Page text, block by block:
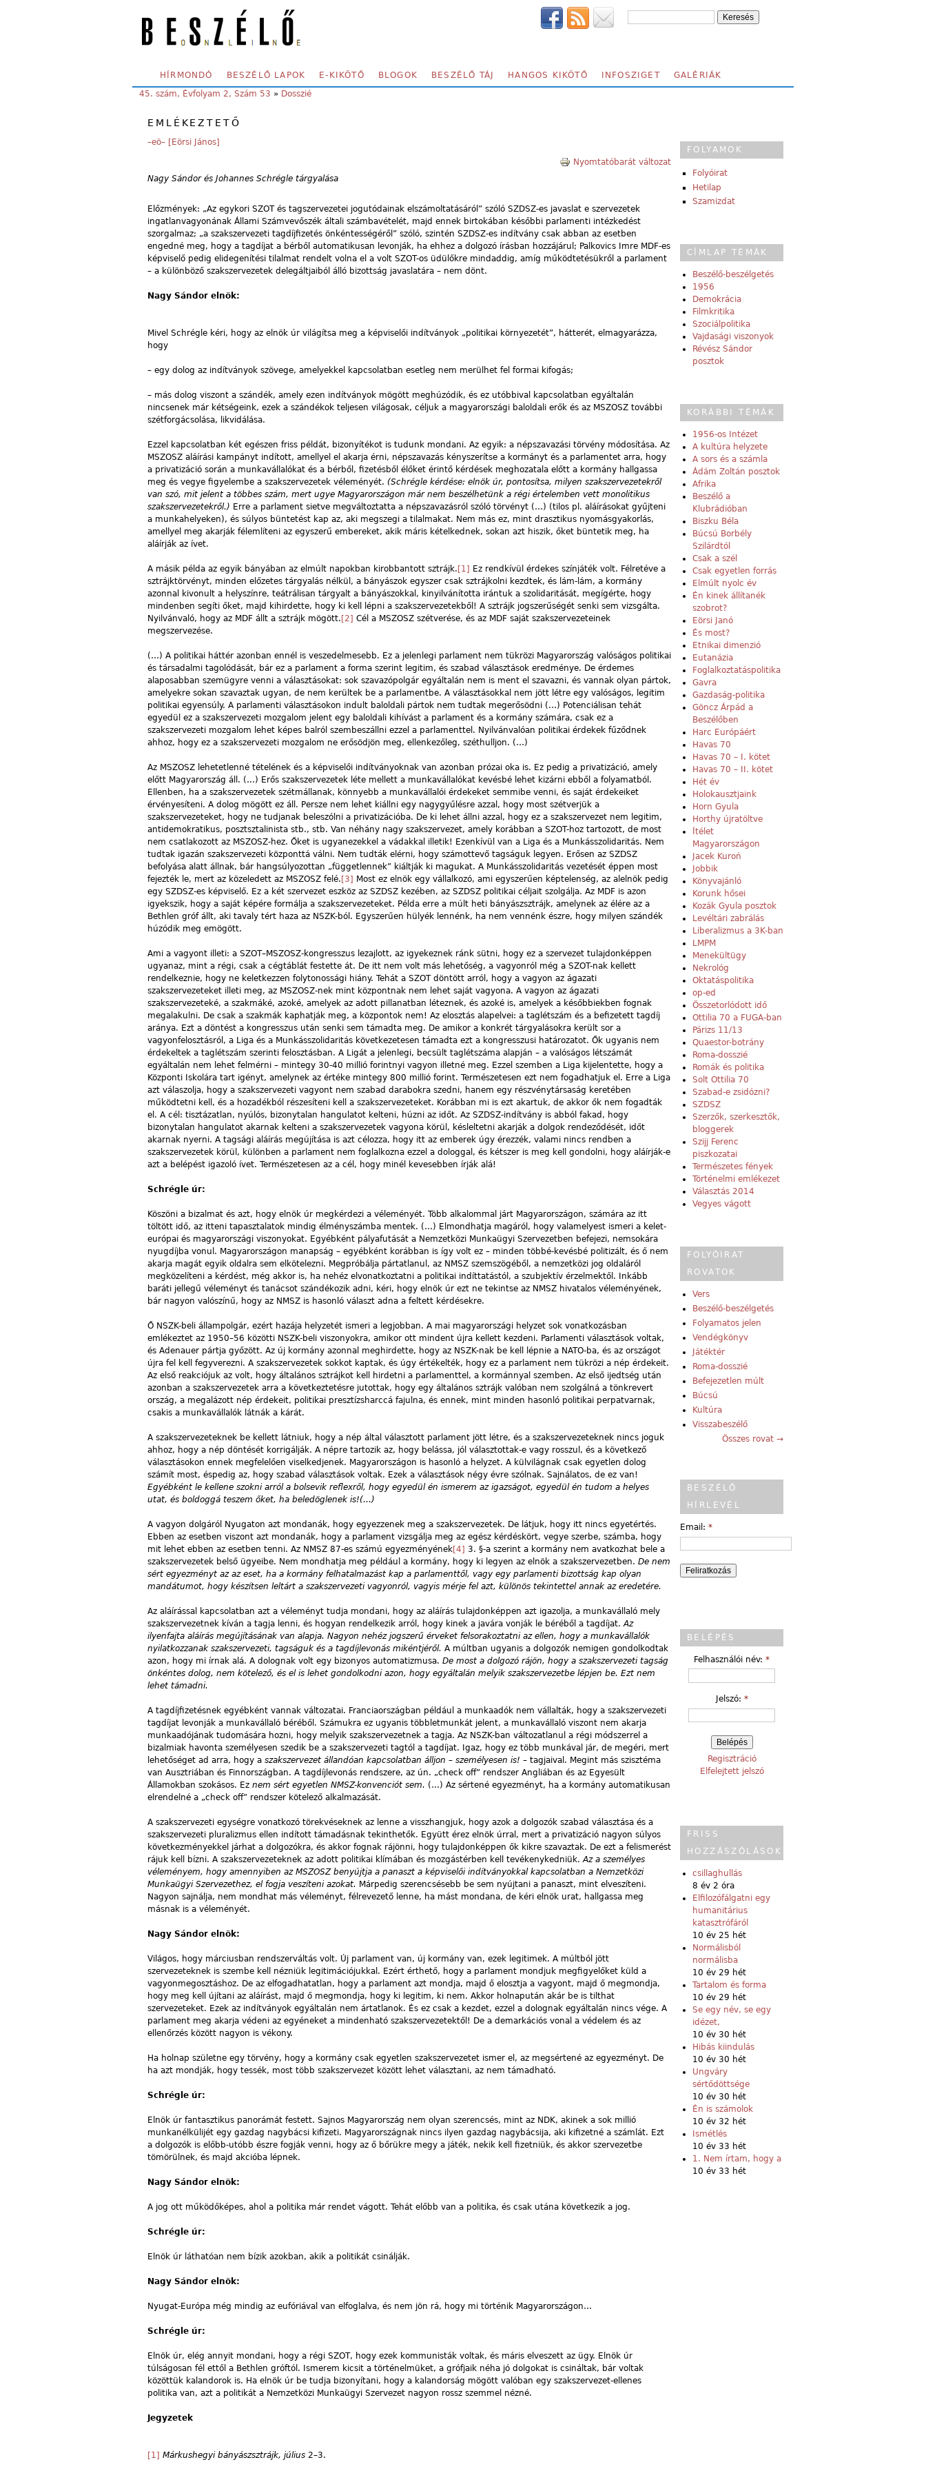
SECONDARY MENU
HÍRMONDÓ BESZÉLŐ LAPOK E-KIKÖTŐ BLOGOK BESZÉLŐ TÁJ HANGOS KIKÖTŐ INFOSZIGET GALÉRIÁK
YOU ARE HERE:
45. szám, Évfolyam 2, Szám 53 » Dosszié
EMLÉKEZTETŐ
–eö– [Eörsi János]
Nyomtatóbarát változat
Nagy Sándor és Johannes Schrégle tárgyalása
Előzmények: „Az egykori SZOT és tagszervezetei jogutódainak elszámoltatásáról” szóló SZDSZ-es javaslat e szervezetek
ingatlanvagyonának Állami Számvevőszék általi számbavételét, majd ennek birtokában későbbi parlamenti intézkedést
szorgalmaz; „a szakszervezeti tagdíjfizetés önkéntességéről” szóló, szintén SZDSZ-es indítvány csak abban az esetben
engedné meg, hogy a tagdíjat a bérből automatikusan levonják, ha ehhez a dolgozó írásban hozzájárul; Palkovics Imre MDF-es
képviselő pedig elidegenítési tilalmat rendelt volna el a volt SZOT-os üdülőkre mindaddig, amíg működtetésükről a parlament
– a különböző szakszervezetek delegáltjaiból álló bizottság javaslatára – nem dönt.
Nagy Sándor elnök:
Mivel Schrégle kéri, hogy az elnök úr világítsa meg a képviselői indítványok „politikai környezetét”, hátterét, elmagyarázza,
hogy
– egy dolog az indítványok szövege, amelyekkel kapcsolatban esetleg nem merülhet fel formai kifogás;
– más dolog viszont a szándék, amely ezen indítványok mögött meghúzódik, és ez utóbbival kapcsolatban egyáltalán
nincsenek már kétségeink, ezek a szándékok teljesen világosak, céljuk a magyarországi baloldali erők és az MSZOSZ további
szétforgácsolása, likvidálása.
Ezzel kapcsolatban két egészen friss példát, bizonyítékot is tudunk mondani. Az egyik: a népszavazási törvény módosítása. Az
MSZOSZ aláírási kampányt indított, amellyel el akarja érni, népszavazás kényszerítse a kormányt és a parlamentet arra, hogy
a privatizáció során a munkavállalókat és a bérből, fizetésből élőket érintő kérdések meghozatala előtt a kormány hallgassa
meg és vegye figyelembe a szakszervezetek véleményét. (Schrégle kérdése: elnök úr, pontosítsa, milyen szakszervezetekről
van szó, mit jelent a többes szám, mert ugye Magyarországon már nem beszélhetünk a régi értelemben vett monolitikus
szakszervezetekről.) Erre a parlament sietve megváltoztatta a népszavazásról szóló törvényt (…) (tilos pl. aláírásokat gyűjteni
a munkahelyeken), és súlyos büntetést kap az, aki megszegi a tilalmakat. Nem más ez, mint drasztikus nyomásgyakorlás,
amellyel meg akarják félemlíteni az egyszerű embereket, akik máris kételkednek, sokan azt hiszik, őket büntetik meg, ha
aláírják az ívet.
A másik példa az egyik bányában az elmúlt napokban kirobbantott sztrájk.[1] Ez rendkívül érdekes színjáték volt. Félretéve a
sztrájktörvényt, minden előzetes tárgyalás nélkül, a bányászok egyszer csak sztrájkolni kezdtek, és lám-lám, a kormány
azonnal kivonult a helyszínre, teátrálisan tárgyalt a bányászokkal, kinyilvánította irántuk a szolidaritását, megígérte, hogy
mindenben segíti őket, majd kihirdette, hogy ki kell lépni a szakszervezetekből! A sztrájk jogszerűségét senki sem vizsgálta.
Nyilvánvaló, hogy az MDF állt a sztrájk mögött.[2] Cél a MSZOSZ szétverése, és az MDF saját szakszervezeteinek
megszervezése.
(…) A politikai háttér azonban ennél is veszedelmesebb. Ez a jelenlegi parlament nem tükrözi Magyarország valóságos politikai
és társadalmi tagolódását, bár ez a parlament a forma szerint legitim, és szabad választások eredménye. De érdemes
alaposabban szemügyre venni a választásokat: sok szavazópolgár egyáltalán nem is ment el szavazni, és vannak olyan pártok,
amelyekre sokan szavaztak ugyan, de nem kerültek be a parlamentbe. A választásokkal nem jött létre egy valóságos, legitim
politikai egyensúly. A parlamenti választásokon indult baloldali pártok nem tudtak megerősödni (…) Potenciálisan tehát
egyedül ez a szakszervezeti mozgalom jelent egy baloldali kihívást a parlament és a kormány számára, csak ez a
szakszervezeti mozgalom lehet képes balról szembeszállni ezzel a parlamenttel. Nyilvánvalóan politikai érdekek fűződnek
ahhoz, hogy ez a szakszervezeti mozgalom ne erősödjön meg, ellenkezőleg, széthulljon. (…)
Az MSZOSZ lehetetlenné tételének és a képviselői indítványoknak van azonban prózai oka is. Ez pedig a privatizáció, amely
előtt Magyarország áll. (…) Erős szakszervezetek léte mellett a munkavállalókat kevésbé lehet kizárni ebből a folyamatból.
Ellenben, ha a szakszervezetek szétmállanak, könnyebb a munkavállalói érdekeket semmibe venni, és saját érdekeiket
érvényesíteni. A dolog mögött ez áll. Persze nem lehet kiállni egy nagygyűlésre azzal, hogy most szétverjük a
szakszervezeteket, hogy ne tudjanak beleszólni a privatizációba. De ki lehet állni azzal, hogy ez a szakszervezet nem legitim,
antidemokratikus, posztsztalinista stb., stb. Van néhány nagy szakszervezet, amely korábban a SZOT-hoz tartozott, de most
nem csatlakozott az MSZOSZ-hez. Őket is ugyanezekkel a vádakkal illetik! Ezenkívül van a Liga és a Munkásszolidaritás. Nem
tudtak igazán szakszervezeti központtá válni. Nem tudták elérni, hogy számottevő tagságuk legyen. Erősen az SZDSZ
befolyása alatt állnak, bár hangsúlyozottan „függetlennek” kiáltják ki magukat. A Munkásszolidaritás vezetését éppen most
fejezték le, mert az közeledett az MSZOSZ felé.[3] Most ez elnök egy vállalkozó, ami egyszerűen képtelenség, az alelnök pedig
egy SZDSZ-es képviselő. Ez a két szervezet eszköz az SZDSZ kezében, az SZDSZ politikai céljait szolgálja. Az MDF is azon
igyekszik, hogy a saját képére formálja a szakszervezeteket. Példa erre a múlt heti bányászsztrájk, amelynek az élére az a
Bethlen gróf állt, aki tavaly tért haza az NSZK-ból. Egyszerűen hülyék lennénk, ha nem vennénk észre, hogy milyen szándék
húzódik meg emögött.
Ami a vagyont illeti: a SZOT–MSZOSZ-kongresszus lezajlott, az igyekeznek ránk sütni, hogy ez a szervezet tulajdonképpen
ugyanaz, mint a régi, csak a cégtáblát festette át. De itt nem volt más lehetőség, a vagyonról még a SZOT-nak kellett
rendelkeznie, hogy ne keletkezzen folytonossági hiány. Tehát a SZOT döntött arról, hogy a vagyon az ágazati
szakszervezeteket illeti meg, az MSZOSZ-nek mint központnak nem lehet saját vagyona. A vagyon az ágazati
szakszervezeteké, a szakmáké, azoké, amelyek az adott pillanatban léteznek, és azoké is, amelyek a későbbiekben fognak
megalakulni. De csak a szakmák kaphatják meg, a központok nem! Az elosztás alapelvei: a taglétszám és a befizetett tagdíj
aránya. Ezt a döntést a kongresszus után senki sem támadta meg. De amikor a konkrét tárgyalásokra került sor a
vagyonfelosztásról, a Liga és a Munkásszolidaritás következetesen támadta ezt a kongresszusi határozatot. Ők ugyanis nem
érdekeltek a taglétszám szerinti felosztásban. A Ligát a jelenlegi, becsült taglétszáma alapján – a valóságos létszámát
egyáltalán nem lehet felmérni – mintegy 30-40 millió forintnyi vagyon illetné meg. Ezzel szemben a Liga kijelentette, hogy a
Központi Iskolára tart igényt, amelynek az értéke mintegy 800 millió forint. Természetesen ezt nem fogadhatjuk el. Erre a Liga
azt válaszolja, hogy a szakszervezeti vagyont nem szabad darabokra szedni, hanem egy részvénytársaság keretében
működtetni kell, és a hozadékból részesíteni kell a szakszervezeteket. Korábban mi is ezt akartuk, de akkor ők nem fogadták
el. A cél: tisztázatlan, nyúlós, bizonytalan hangulatot kelteni, húzni az időt. Az SZDSZ-indítvány is abból fakad, hogy
bizonytalan hangulatot akarnak kelteni a szakszervezetek vagyona körül, késleltetni akarják a dolgok rendeződését, időt
akarnak nyerni. A tagsági aláírás megújítása is azt célozza, hogy itt az emberek úgy érezzék, valami nincs rendben a
szakszervezetek körül, különben a parlament nem foglalkozna ezzel a dologgal, és kétszer is meg kell gondolni, hogy aláírják-e
azt a belépést igazoló ívet. Természetesen az a cél, hogy minél kevesebben írják alá!
Schrégle úr:
Köszöni a bizalmat és azt, hogy elnök úr megkérdezi a véleményét. Több alkalommal járt Magyarországon, számára az itt
töltött idő, az itteni tapasztalatok mindig élményszámba mentek. (…) Elmondhatja magáról, hogy valamelyest ismeri a kelet-
európai és magyarországi viszonyokat. Egyébként pályafutását a Nemzetközi Munkaügyi Szervezetben befejezi, nemsokára
nyugdíjba vonul. Magyarországon manapság – egyébként korábban is így volt ez – minden többé-kevésbé politizált, és ő nem
akarja magát egyik oldalra sem elkötelezni. Megpróbálja pártatlanul, az NMSZ szemszögéből, a nemzetközi jog oldaláról
megközelíteni a kérdést, még akkor is, ha nehéz elvonatkoztatni a politikai indíttatástól, a szubjektív érzelmektől. Inkább
baráti jellegű véleményt és tanácsot szándékozik adni, kéri, hogy elnök úr ezt ne tekintse az NMSZ hivatalos véleményének,
bár nagyon valószínű, hogy az NMSZ is hasonló választ adna a feltett kérdésekre.
Ő NSZK-beli állampolgár, ezért hazája helyzetét ismeri a legjobban. A mai magyarországi helyzet sok vonatkozásban
emlékeztet az 1950–56 közötti NSZK-beli viszonyokra, amikor ott mindent újra kellett kezdeni. Parlamenti választások voltak,
és Adenauer pártja győzött. Az új kormány azonnal meghirdette, hogy az NSZK-nak be kell lépnie a NATO-ba, és az országot
újra fel kell fegyverezni. A szakszervezetek sokkot kaptak, és úgy értékelték, hogy ez a parlament nem tükrözi a nép érdekeit.
Az első reakciójuk az volt, hogy általános sztrájkot kell hirdetni a parlamenttel, a kormánnyal szemben. Az első ijedtség után
azonban a szakszervezetek arra a következtetésre jutottak, hogy egy általános sztrájk valóban nem szolgálná a tönkrevert
ország, a megalázott nép érdekeit, politikai presztízsharccá fajulna, és ennek, mint minden hasonló politikai perpatvarnak,
csakis a munkavállalók látnák a kárát.
A szakszervezeteknek be kellett látniuk, hogy a nép által választott parlament jött létre, és a szakszervezeteknek nincs joguk
ahhoz, hogy a nép döntését korrigálják. A népre tartozik az, hogy belássa, jól választottak-e vagy rosszul, és a következő
választásokon ennek megfelelően viselkedjenek. Magyarországon is hasonló a helyzet. A külvilágnak csak egyetlen dolog
számít most, éspedig az, hogy szabad választások voltak. Ezek a választások négy évre szólnak. Sajnálatos, de ez van!
Egyébként le kellene szokni arról a bolsevik reflexről, hogy egyedül én ismerem az igazságot, egyedül én tudom a helyes
utat, és boldoggá teszem őket, ha beledöglenek is!(…)
A vagyon dolgáról Nyugaton azt mondanák, hogy egyezzenek meg a szakszervezetek. De látjuk, hogy itt nincs egyetértés.
Ebben az esetben viszont azt mondanák, hogy a parlament vizsgálja meg az egész kérdéskört, vegye szerbe, számba, hogy
mit lehet ebben az esetben tenni. Az NMSZ 87-es számú egyezményének[4] 3. §-a szerint a kormány nem avatkozhat bele a
szakszervezetek belső ügyeibe. Nem mondhatja meg például a kormány, hogy ki legyen az elnök a szakszervezetben. De nem
sért egyezményt az az eset, ha a kormány felhatalmazást kap a parlamenttől, vagy egy parlamenti bizottság kap olyan
mandátumot, hogy készítsen leltárt a szakszervezeti vagyonról, vagyis mérje fel azt, különös tekintettel annak az eredetére.
Az aláírással kapcsolatban azt a véleményt tudja mondani, hogy az aláírás tulajdonképpen azt igazolja, a munkavállaló mely
szakszervezetnek kíván a tagja lenni, és hogyan rendelkezik arról, hogy kinek a javára vonják le béréből a tagdíjat. Az
ilyenfajta aláírás megújításának van alapja. Nagyon nehéz jogszerű érveket felsorakoztatni az ellen, hogy a munkavállalók
nyilatkozzanak szakszervezeti, tagságuk és a tagdíjlevonás mikéntjéről. A múltban ugyanis a dolgozók nemigen gondolkodtak
azon, hogy mi írnak alá. A dolognak volt egy bizonyos automatizmusa. De most a dolgozó rájön, hogy a szakszervezeti tagság
önkéntes dolog, nem kötelező, és el is lehet gondolkodni azon, hogy egyáltalán melyik szakszervezetbe lépjen be. Ezt nem
lehet támadni.
A tagdíjfizetésnek egyébként vannak változatai. Franciaországban például a munkaadók nem vállalták, hogy a szakszervezeti
tagdíjat levonják a munkavállaló béréből. Számukra ez ugyanis többletmunkát jelent, a munkavállaló viszont nem akarja
munkaadójának tudomására hozni, hogy melyik szakszervezetnek a tagja. Az NSZK-ban változatlanul a régi módszerrel a
bizalmiak havonta személyesen szedik be a szakszervezeti tagtól a tagdíjat. Igaz, hogy ez több munkával jár, de megéri, mert
lehetőséget ad arra, hogy a szakszervezet állandóan kapcsolatban álljon – személyesen is! – tagjaival. Megint más szisztéma
van Ausztriában és Finnországban. A tagdíjlevonás rendszere, az ún. „check off” rendszer Angliában és az Egyesült
Államokban szokásos. Ez nem sért egyetlen NMSZ-konvenciót sem. (…) Az sértené egyezményt, ha a kormány automatikusan
elrendelné a „check off” rendszer kötelező alkalmazását.
A szakszervezeti egységre vonatkozó törekvéseknek az lenne a visszhangjuk, hogy azok a dolgozók szabad választása és a
szakszervezeti pluralizmus ellen indított támadásnak tekinthetők. Együtt érez elnök úrral, mert a privatizáció nagyon súlyos
következményekkel járhat a dolgozókra, és akkor fognak rájönni, hogy tulajdonképpen ők kikre szavaztak. De ezt a felismerést
rájuk kell bízni. A szakszervezeteknek az adott politikai klímában és mozgástérben kell tevékenykedniük. Az a személyes
véleményem, hogy amennyiben az MSZOSZ benyújtja a panaszt a képviselői indítványokkal kapcsolatban a Nemzetközi
Munkaügyi Szervezethez, el fogja veszíteni azokat. Márpedig szerencsésebb be sem nyújtani a panaszt, mint elveszíteni.
Nagyon sajnálja, nem mondhat más véleményt, félrevezető lenne, ha mást mondana, de kéri elnök urat, hallgassa meg
másnak is a véleményét.
Nagy Sándor elnök:
Világos, hogy márciusban rendszerváltás volt. Új parlament van, új kormány van, ezek legitimek. A múltból jött
szervezeteknek is szembe kell nézniük legitimációjukkal. Ezért érthető, hogy a parlament mondjuk megfigyelőket küld a
vagyonmegosztáshoz. De az elfogadhatatlan, hogy a parlament azt mondja, majd ő elosztja a vagyont, majd ő megmondja,
hogy meg kell újítani az aláírást, majd ő megmondja, hogy ki legitim, ki nem. Akkor holnapután akár be is tilthat
szervezeteket. Ezek az indítványok egyáltalán nem ártatlanok. És ez csak a kezdet, ezzel a dolognak egyáltalán nincs vége. A
parlament meg akarja védeni az egyéneket a mindenható szakszervezetektől! De a demarkációs vonal a védelem és az
ellenőrzés között nagyon is vékony.
Ha holnap születne egy törvény, hogy a kormány csak egyetlen szakszervezetet ismer el, az megsértené az egyezményt. De
ha azt mondják, hogy tessék, most több szakszervezet között lehet választani, az nem támadható.
Schrégle úr:
Elnök úr fantasztikus panorámát festett. Sajnos Magyarország nem olyan szerencsés, mint az NDK, akinek a sok millió
munkanélkülijét egy gazdag nagybácsi kifizeti. Magyarországnak nincs ilyen gazdag nagybácsija, aki kifizetné a számlát. Ezt
a dolgozók is előbb-utóbb észre fogják venni, hogy az ő bőrükre megy a játék, nekik kell fizetniük, és akkor szervezetbe
tömörülnek, és majd akcióba lépnek.
Nagy Sándor elnök:
A jog ott működőképes, ahol a politika már rendet vágott. Tehát előbb van a politika, és csak utána következik a jog.
Schrégle úr:
Elnök úr láthatóan nem bízik azokban, akik a politikát csinálják.
Nagy Sándor elnök:
Nyugat-Európa még mindig az eufóriával van elfoglalva, és nem jön rá, hogy mi történik Magyarországon…
Schrégle úr:
Elnök úr, elég annyit mondani, hogy a régi SZOT, hogy ezek kommunisták voltak, és máris elveszett az ügy. Elnök úr
túlságosan fél ettől a Bethlen gróftól. Ismerem kicsit a történelmüket, a grófjaik néha jó dolgokat is csináltak, bár voltak
közöttük kalandorok is. Ha elnök úr be tudja bizonyítani, hogy a kalandorság mögött valóban egy szakszervezet-ellenes
politika van, azt a politikát a Nemzetközi Munkaügyi Szervezet nagyon rossz szemmel nézné.
Jegyzetek
[1] Márkushegyi bányászsztrájk, július 2–3.
FOLYAMOK
Folyóirat
Hetilap
Szamizdat
CÍMLAP TÉMÁK
Beszélő-beszélgetés
1956
Demokrácia
Filmkritika
Szociálpolitika
Vajdasági viszonyok
Révész Sándor
posztok
KORÁBBI TÉMÁK
1956-os Intézet
A kultúra helyzete
A sors és a számla
Ádám Zoltán posztok
Afrika
Beszélő a
Klubrádióban
Biszku Béla
Búcsú Borbély
Szilárdtól
Csak a szél
Csak egyetlen forrás
Elmúlt nyolc év
Én kinek állítanék
szobrot?
Eörsi Janó
És most?
Etnikai dimenzió
Eutanázia
Foglalkoztatáspolitika
Gavra
Gazdaság-politika
Göncz Árpád a
Beszélőben
Harc Európáért
Havas 70
Havas 70 – I. kötet
Havas 70 – II. kötet
Hét év
Holokausztjaink
Horn Gyula
Horthy újratöltve
Ítélet
Magyarországon
Jacek Kuroń
Jobbik
Könyvajánló
Korunk hősei
Kozák Gyula posztok
Levéltári zabrálás
Liberalizmus a 3K-ban
LMPM
Menekültügy
Nekrológ
Oktatáspolitika
op-ed
Összetorlódott idő
Ottilia 70 a FUGA-ban
Párizs 11/13
Quaestor-botrány
Roma-dosszié
Romák és politika
Solt Ottilia 70
Szabad-e zsidózni?
SZDSZ
Szerzők, szerkesztők,
bloggerek
Szijj Ferenc
piszkozatai
Természetes fények
Történelmi emlékezet
Választás 2014
Vegyes vágott
FOLYÓIRAT
ROVATOK
Vers
Beszélő-beszélgetés
Folyamatos jelen
Vendégkönyv
Játéktér
Roma-dosszié
Befejezetlen múlt
Búcsú
Kultúra
Visszabeszélő
Összes rovat →
BESZÉLŐ
HÍRLEVÉL
Email: *
BELÉPÉS
Felhasználói név: *
Jelszó: *
Regisztráció
Elfelejtett jelszó
FRISS
HOZZÁSZÓLÁSOK
csillaghullás
8 év 2 óra
Elfilozófálgatni egy
humanitárius
katasztrófáról
10 év 25 hét
Normálisból
normálisba
10 év 29 hét
Tartalom és forma
10 év 29 hét
Se egy név, se egy
idézet,
10 év 30 hét
Hibás kiindulás
10 év 30 hét
Ungváry
sértődöttsége
10 év 30 hét
Én is számolok
10 év 32 hét
Ismétlés
10 év 33 hét
1. Nem írtam, hogy a
10 év 33 hét